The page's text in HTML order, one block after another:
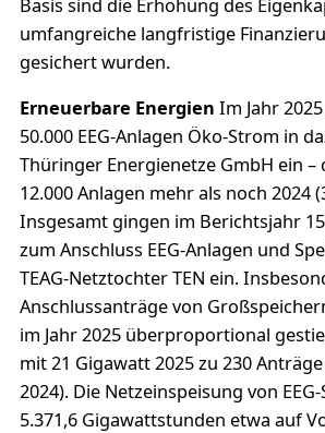
Basis sind die Erhöhung des
umfangreiche langfristige
gesichert wurden.
Erneuerbare Energien Im Jahr
50.000 EEG-Anlagen Öko-Strom in
Thüringer Energienetze GmbH ein –
12.000 Anlagen mehr als noch 2024
Insgesamt gingen im Berichtsjahr
zum Anschluss EEG-Anlagen und
TEAG-Netztochter TEN ein.
Anschlussanträge von
im Jahr 2025 überproportional
mit 21 Gigawatt 2025 zu 230
2024). Die Netzeinspeisung von
5.371,6 Gigawattstunden etwa auf